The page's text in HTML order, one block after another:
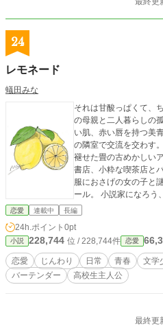
24
レモネード
蟻田みな
それは甘酸っぱくて、
の母親と二人暮らしの
い肌、赤い唇を持つ美
の隣室で交流を交わす
褪せた畳の古めかしい
書店、小粋な喫茶店と
服におさげの女の子と
ール。 小説家になろう
恋愛 連載中 長編
24h.ポイント 0pt
小説 228,744 位 / 228,744件 恋愛
恋愛 じんわり 日常 青春 文学
バーテンダー
高校生主人公
最終更